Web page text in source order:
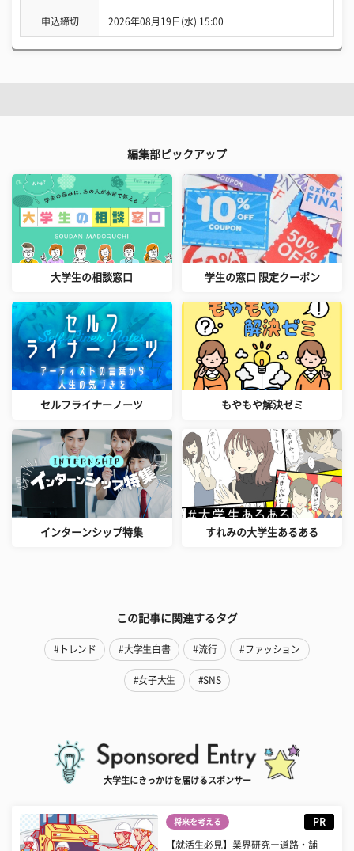
申込締切 2026年08月19日(水) 15:00
編集部ピックアップ
大学生の相談窓口 学生の窓口 限定クーポン
セルフライナーノーツ もやもや解決ゼミ
インターンシップ特集 すれみの大学生あるある
この記事に関連するタグ
#トレンド #大学生白書 #流行 #ファッション
#女子大生 #SNS
大学生にきっかけを届けるスポンサー
将来を考える PR
【就活生必見】業界研究ー道路・舗